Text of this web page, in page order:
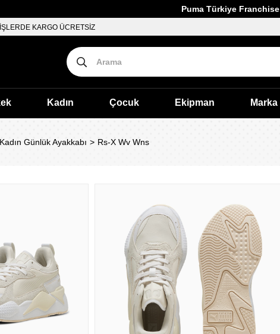
Puma Türkiye Franchise
KARGO ÜCRETSİZ
Kadın Çocuk Ekipman Marka
Kadın Günlük Ayakkabı Rs-X Wv Wns